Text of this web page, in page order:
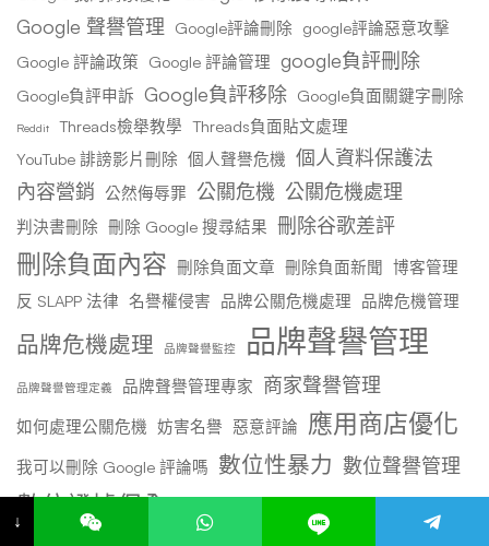
Google 聲譽管理 Google評論刪除 google評論惡意攻擊
Google 評論政策 Google 評論管理 google負評刪除
Google負評申訴 Google負評移除 Google負面關鍵字刪除
Reddit Threads檢舉教學 Threads負面貼文處理
YouTube 誹謗影片刪除 個人聲譽危機 個人資料保護法
內容營銷 公然侮辱罪 公關危機 公關危機處理
判決書刪除 刪除 Google 搜尋結果 刪除谷歌差評
刪除負面內容 刪除負面文章 刪除負面新聞 博客管理
反 SLAPP 法律 名譽權侵害 品牌公關危機處理 品牌危機管理
品牌危機處理 品牌聲譽監控 品牌聲譽管理
品牌聲譽管理定義 品牌聲譽管理專家 商家聲譽管理
如何處理公關危機 妨害名譽 惡意評論 應用商店優化
我可以刪除 Google 評論嗎 數位性暴力 數位聲譽管理
數位證據保全 本地SEO優化
本地SEO排名
↓